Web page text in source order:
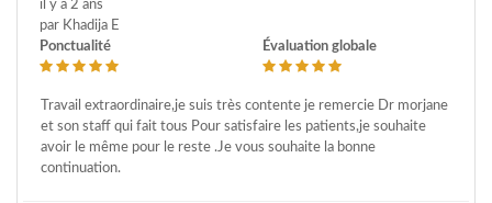
il y a 2 ans
par Khadija E
Ponctualité
Évaluation globale
Travail extraordinaire,je suis très contente je remercie Dr morjane
et son staff qui fait tous Pour satisfaire les patients,je souhaite
avoir le même pour le reste .Je vous souhaite la bonne
continuation.